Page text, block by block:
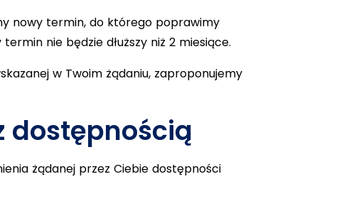
nowy termin, do którego poprawimy
nie będzie dłuższy niż 2 miesiące.
w Twoim żądaniu, zaproponujemy
dostępnością
żądanej przez Ciebie dostępności